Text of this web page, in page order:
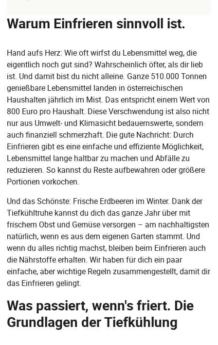
Warum Einfrieren sinnvoll ist.
Hand aufs Herz: Wie oft wirfst du Lebensmittel weg, die
eigentlich noch gut sind? Wahrscheinlich öfter, als dir lieb
ist. Und damit bist du nicht alleine. Ganze 510.000 Tonnen
genießbare Lebensmittel landen in österreichischen
Haushalten jährlich im Mist. Das entspricht einem Wert von
800 Euro pro Haushalt. Diese Verschwendung ist also nicht
nur aus Umwelt- und Klimasicht bedauernswerte, sondern
auch finanziell schmerzhaft. Die gute Nachricht: Durch
Einfrieren gibt es eine einfache und effiziente Möglichkeit,
Lebensmittel lange haltbar zu machen und Abfälle zu
reduzieren. So kannst du Reste aufbewahren oder größere
Portionen vorkochen.
Und das Schönste: Frische Erdbeeren im Winter. Dank der
Tiefkühltruhe kannst du dich das ganze Jahr über mit
frischem Obst und Gemüse versorgen – am nachhaltigsten
natürlich, wenn es aus dem eigenen Garten stammt. Und
wenn du alles richtig machst, bleiben beim Einfrieren auch
die Nährstoffe erhalten. Wir haben für dich ein paar
einfache, aber wichtige Regeln zusammengestellt, damit dir
das Einfrieren gelingt.
Was passiert, wenn's friert. Die
Grundlagen der Tiefkühlung